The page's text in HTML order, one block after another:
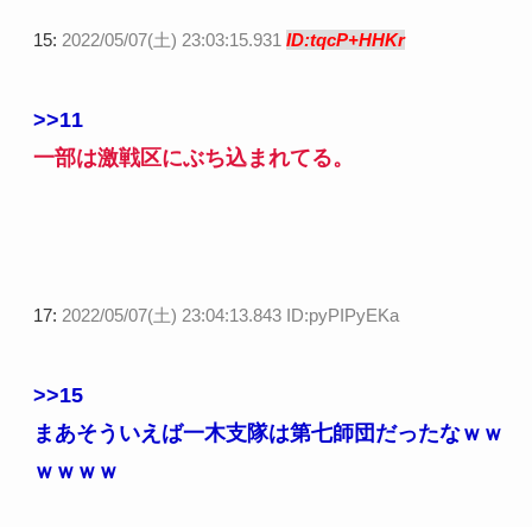
15: 2022/05/07(土) 23:03:15.931 ID:tqcP+HHKr
>>11
一部は激戦区にぶち込まれてる。
17: 2022/05/07(土) 23:04:13.843 ID:pyPIPyEKa
>>15
まあそういえば一木支隊は第七師団だったなｗｗ
ｗｗｗｗ